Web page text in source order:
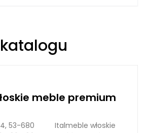
wzrostu.
meble premium
53-680
Italmeble włoskie